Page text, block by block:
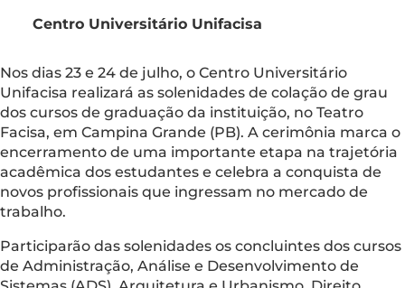
Centro Universitário Unifacisa
Nos dias 23 e 24 de julho, o Centro Universitário
Unifacisa realizará as solenidades de colação de grau
dos cursos de graduação da instituição, no Teatro
Facisa, em Campina Grande (PB). A cerimônia marca o
encerramento de uma importante etapa na trajetória
acadêmica dos estudantes e celebra a conquista de
novos profissionais que ingressam no mercado de
trabalho.
Participarão das solenidades os concluintes dos cursos
de Administração, Análise e Desenvolvimento de